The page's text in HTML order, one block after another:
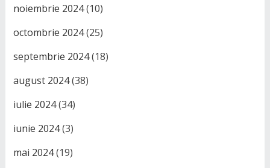
noiembrie 2024(10)
octombrie 2024(25)
septembrie 2024(18)
august 2024(38)
iulie 2024(34)
iunie 2024(3)
mai 2024(19)